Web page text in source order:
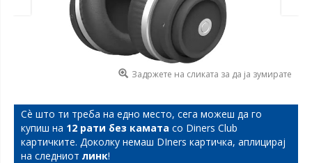
Задржете на сликата за да ја зумирате
Сѐ што ти треба на едно место, сега можеш да го
купиш на 12 рати без камата со Diners Club
картичките. Доколку немаш DIners картичка, аплицирај
на следниот линк!